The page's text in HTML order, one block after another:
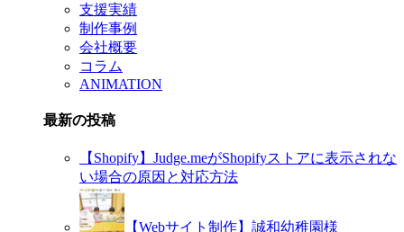
支援実績
制作事例
会社概要
コラム
ANIMATION
最新の投稿
【Shopify】Judge.meがShopifyストアに表示されな
い場合の原因と対応方法
【Webサイト制作】誠和幼稚園様